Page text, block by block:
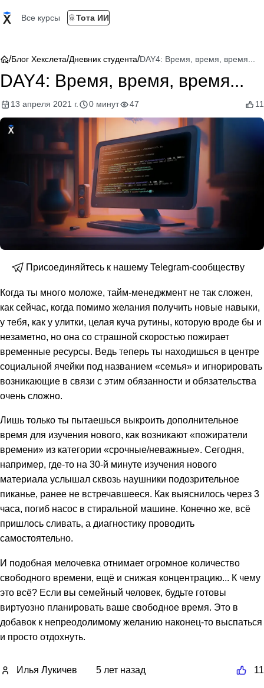
Все курсы Тота ИИ
/Блог Хекслета/Дневник студента/DAY4: Время, время, время...
DAY4: Время, время, время...
13 апреля 2021 г. 0 минут 47 11
Присоединяйтесь к нашему Telegram-сообществу
Когда ты много моложе, тайм-менеджмент не так сложен,
как сейчас, когда помимо желания получить новые навыки,
у тебя, как у улитки, целая куча рутины, которую вроде бы и
незаметно, но она со страшной скоростью пожирает
временные ресурсы. Ведь теперь ты находишься в центре
социальной ячейки под названием «семья» и игнорировать
возникающие в связи с этим обязанности и обязательства
очень сложно.
Лишь только ты пытаешься выкроить дополнительное
время для изучения нового, как возникают «пожиратели
времени» из категории «срочные/неважные». Сегодня,
например, где-то на 30-й минуте изучения нового
материала услышал сквозь наушники подозрительное
пиканье, ранее не встречавшееся. Как выяснилось через 3
часа, погиб насос в стиральной машине. Конечно же, всё
пришлось сливать, а диагностику проводить
самостоятельно.
И подобная мелочевка отнимает огромное количество
свободного времени, ещё и снижая концентрацию... К чему
это всё? Если вы семейный человек, будьте готовы
виртуозно планировать ваше свободное время. Это в
добавок к непреодолимому желанию наконец-то выспаться
и просто отдохнуть.
Илья Лукичев 5 лет назад 11